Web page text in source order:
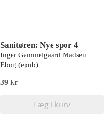
Sanitøren: Nye spor 4
Inger Gammelgaard Madsen
Ebog (epub)
39 kr
Læg i kurv